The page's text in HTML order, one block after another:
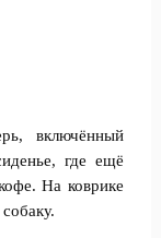
включённый
где ещё
На коврике